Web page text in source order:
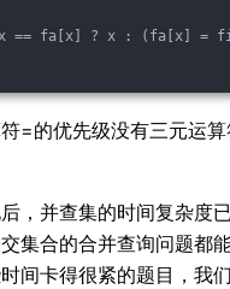
== fa[x] ? x : (fa[x] =
=的优先级没有三元运
，并查集的时间复杂度
集合的合并查询问题都
间卡得很紧的题目，我